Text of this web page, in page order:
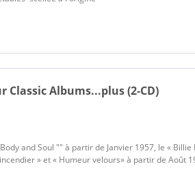
Classic Albums...plus (2-CD)
and Soul "" à partir de Janvier 1957, le « Billie
» et « Humeur velours» à partir de Août